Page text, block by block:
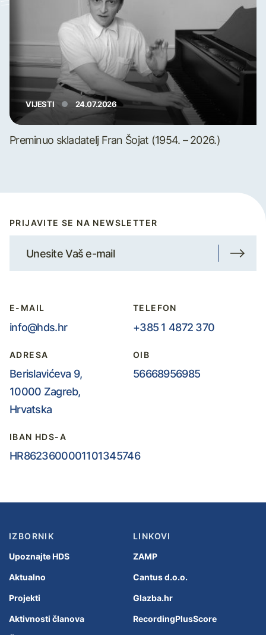
VIJESTI 24.07.2026
Preminuo skladatelj Fran Šojat (1954. – 2026.)
PRIJAVITE SE NA NEWSLETTER
E-MAIL
info@hds.hr
TELEFON
+385 1 4872 370
ADRESA
Berislavićeva 9,
10000 Zagreb,
Hrvatska
OIB
56668956985
IBAN HDS-A
HR8623600001101345746
IZBORNIK
Upoznajte HDS
Aktualno
Projekti
Aktivnosti članova
LINKOVI
ZAMP
Cantus d.o.o.
Glazba.hr
RecordingPlusScore